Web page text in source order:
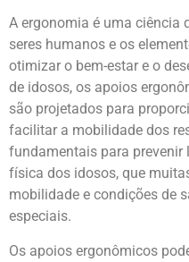
A ergonomia é uma ciência
seres humanos e os
otimizar o bem-estar e o
de idosos, os apoios
são projetados para
facilitar a mobilidade dos
fundamentais para prevenir
física dos idosos, que
mobilidade e condições de
especiais.
Os apoios ergonômicos